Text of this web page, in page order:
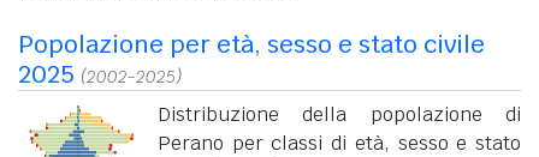
Popolazione per età, sesso e stato civile
2025 (2002-2025)
Distribuzione della popolazione di
Perano per classi di età, sesso e stato